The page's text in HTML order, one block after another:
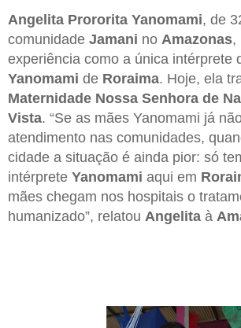
Angelita Prororita Yanomami, de
comunidade Jamani no Amazonas,
experiência como a única intérprete
Yanomami de Roraima. Hoje, ela
Maternidade Nossa Senhora de
Vista. “Se as mães Yanomami já
atendimento nas comunidades,
cidade a situação é ainda pior: só
intérprete Yanomami aqui em
mães chegam nos hospitais o
humanizado”, relatou Angelita à